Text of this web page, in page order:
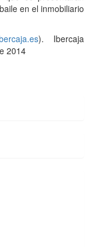
en el inmobiliario
). Ibercaja
2014